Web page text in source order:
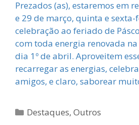
Prezados (as), estaremos em
e 29 de março, quinta e sexta-
celebração ao feriado de
com toda energia renovada
dia 1º de abril. Aproveitem
recarregar as energias,
amigos, e claro, saborear
Categorias
Destaques,Outros